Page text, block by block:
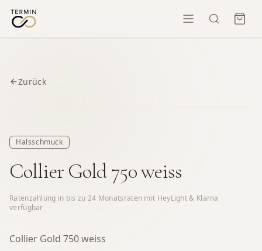
Zurück
Halsschmuck
Collier Gold 750 weiss
Ratenzahlung in bis zu 24 Monatsraten mit HeyLight & Klarna
verfügbar
Collier Gold 750 weiss